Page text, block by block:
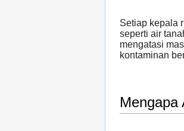
Setiap kepala
seperti air
mengatasi
kontaminan
Mengapa